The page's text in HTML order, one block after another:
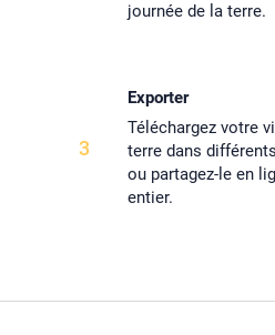
journée de la terre.
3
Exporter
Téléchargez votre
terre dans
ou partagez-le en
entier.